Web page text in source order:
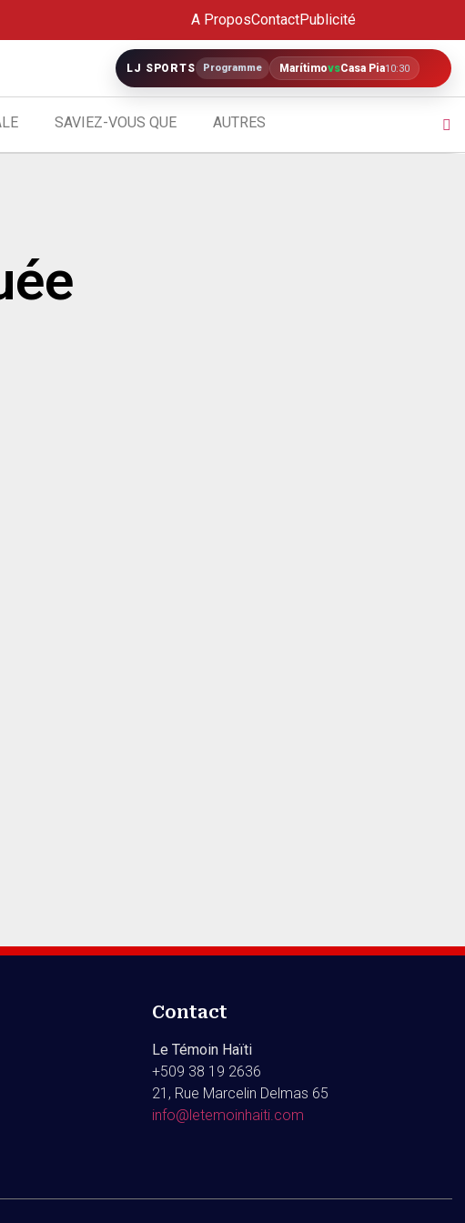
A ProposContactPublicité
LJ SPORTS Programme MarítimovsCasa Pia10:30
SAVIEZ-VOUS QUE AUTRES
Contact
Le Témoin Haïti
+509 38 19 2636
21, Rue Marcelin Delmas 65
info@letemoinhaiti.com